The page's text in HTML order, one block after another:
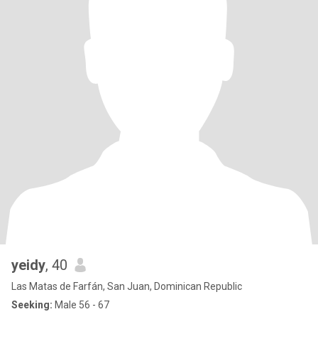
yeidy, 40
Las Matas de Farfán, San Juan, Dominican Republic
Seeking: Male 56 - 67